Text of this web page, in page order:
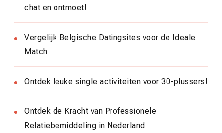
chat en ontmoet!
Vergelijk Belgische Datingsites voor de Ideale
Match
Ontdek leuke single activiteiten voor 30-plussers!
Ontdek de Kracht van Professionele
Relatiebemiddeling in Nederland